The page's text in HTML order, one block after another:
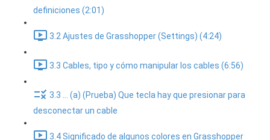
definiciones (2:01)
3.2 Ajustes de Grasshopper (Settings) (4:24)
3.3 Cables, tipo y cómo manipular los cables (6:56)
3.3 ... (a) (Prueba) Que tecla hay que presionar para
desconectar un cable
3.4 Significado de algunos colores en Grasshopper